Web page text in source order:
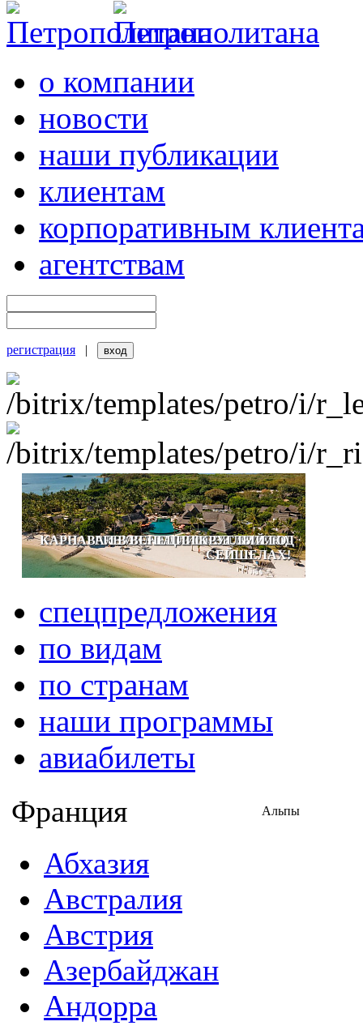
о компании
новости
наши публикации
клиентам
корпоративным
агентствам
регистрация |
ОКУНИТЕСЬ В СКАЗКУ!
ЗИМНЕЕ ПРОМО!
PREMIUM ALL-INCLUSIVE НА
СЕЙШЕЛАХ!
КАРНАВАЛ В ВЕНЕЦИИ КРУГЛЫЙ ГОД
спецпредложения
по видам
по странам
наши программы
авиабилеты
Франция Альпы
Абхазия
Австралия
Австрия
Азербайджан
Андорра